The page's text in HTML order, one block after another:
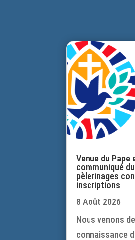
Venue du Pape
communiqué
pèlerinages
inscriptions
8 Août 2026
Nous venons
connaissance